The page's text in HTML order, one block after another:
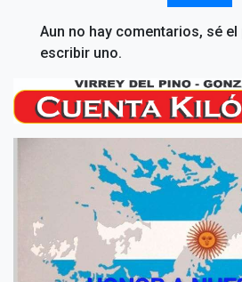
Aun no hay comentarios, sé el
escribir uno.